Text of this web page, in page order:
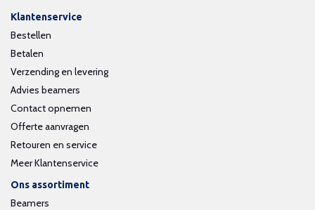
Klantenservice
Bestellen
Betalen
Verzending en levering
Advies beamers
Contact opnemen
Offerte aanvragen
Retouren en service
Meer Klantenservice
Ons assortiment
Beamers